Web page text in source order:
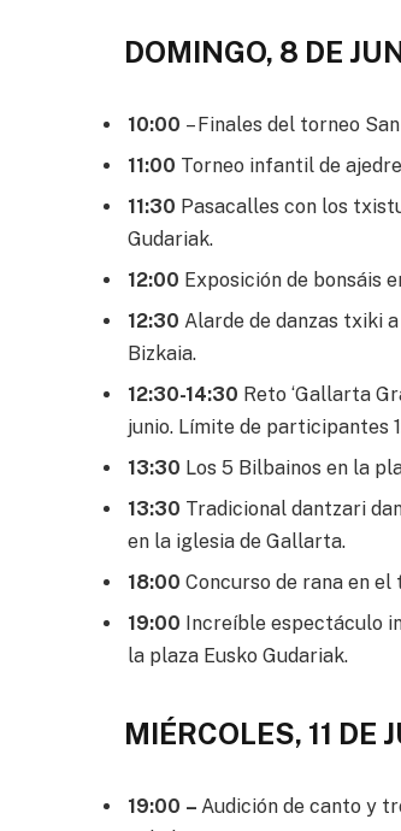
DOMINGO, 8 DE
10:00 – Finales del torneo
11:00 Torneo infantil de
11:30 Pasacalles con los
Gudariak.
12:00 Exposición de bonsáis
12:30 Alarde de danzas txiki
Bizkaia.
12:30-14:30 Reto ‘Gallarta
junio. Límite de participantes
13:30 Los 5 Bilbainos en la
13:30 Tradicional dantzari
en la iglesia de Gallarta.
18:00 Concurso de rana en el
19:00 Increíble espectáculo
la plaza Eusko Gudariak.
MIÉRCOLES, 11 DE
19:00 – Audición de canto y